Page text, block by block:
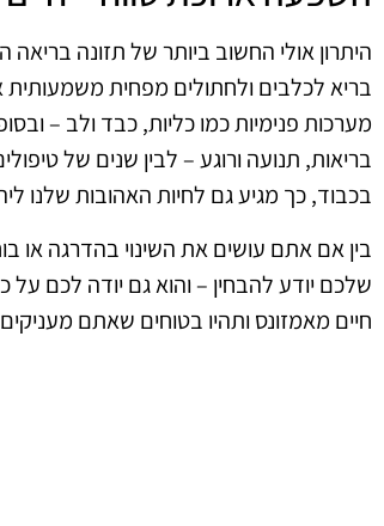
היתרון אולי החשוב ביותר של תזונה
בריא לכלבים ולחתולים מפחית
מערכות פנימיות כמו כליות, כבד ולב –
בריאות, תנועה ורוגע – לבין שנים של
בכבוד, כך מגיע גם לחיות האהובות שלנו
בין אם אתם עושים את השינוי בהדרגה או
שלכם יודע להבחין – והוא גם יודה לכם על
חיים מאמזונס ותהיו בטוחים שאתם